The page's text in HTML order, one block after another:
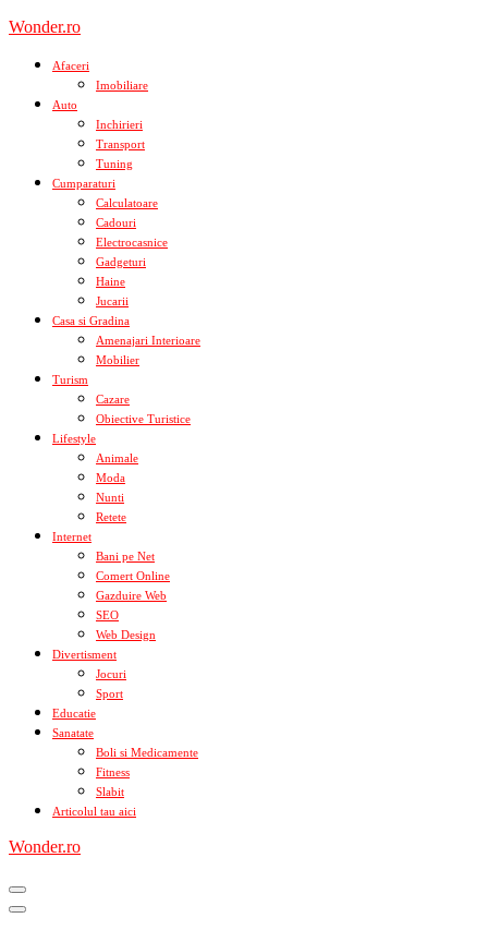
Skip
content
Wonder.ro
Afaceri
Imobiliare
Auto
Inchirieri
Transport
Tuning
Cumparaturi
Calculatoare
Cadouri
Electrocasnice
Gadgeturi
Haine
Jucarii
Casa si Gradina
Amenajari Interioare
Mobilier
Turism
Cazare
Obiective Turistice
Lifestyle
Animale
Moda
Nunti
Retete
Internet
Bani pe Net
Comert Online
Gazduire Web
SEO
Web Design
Divertisment
Jocuri
Sport
Educatie
Sanatate
Boli si Medicamente
Fitness
Slabit
Articolul tau aici
Wonder.ro